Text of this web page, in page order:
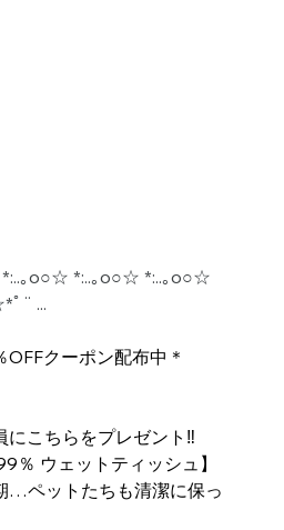
｡o○☆ *:..｡o○☆ *:..｡o○☆
¨ ...
クーポン配布中＊
にこちらをプレゼント‼﻿
％ ウェットティッシュ】﻿
…ペットたちも清潔に保っ